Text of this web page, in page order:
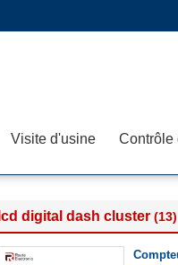
Visite d'usine
lcd digital dash cluster (13)